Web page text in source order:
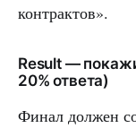
контрактов».
Result —
20% ответа)
Финал должен